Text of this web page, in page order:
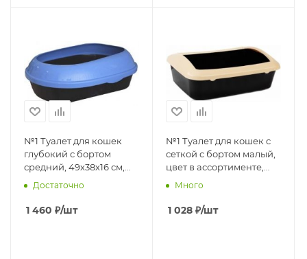
№1 Туалет для кошек
глубокий с бортом
средний, 49х38х16 см,
1*12шт пластик
Достаточно
1 460 ₽/шт
№1 Туалет для кошек с
сеткой с бортом малый,
цвет в ассортименте,
41х30х12,5 см (1*12 шт)
Много
1 028 ₽/шт